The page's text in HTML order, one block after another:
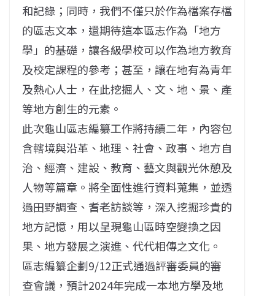
和記錄；同時， 我們不僅只於作為檔案存檔
的區志文本，還期待這本區志作為「地方
學」的基礎，讓各級學校可以作為地方教育
及校定課程的參考； 甚至，讓在地有為青年
及熱心人士，在此挖掘人、文、地、景、 產
等地方創生的元素。
此次龜山區志編纂工作將持續二年，內容包
含轄境與沿革、地理、 社會、政事、地方自
治、經濟、建設、教育、 藝文與觀光休憩及
人物等篇章。將全面性進行資料蒐集， 並透
過田野調查、耆老訪談等，深入挖掘珍貴的
地方記憶， 用以呈現龜山區時空變換之因
果、地方發展之演進、 代代相傳之文化。
區志編纂企劃9/12正式通過評審委員的審
查會議， 預計2024年完成一本地方學及地